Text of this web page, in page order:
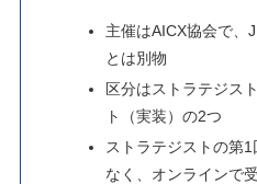
主催はAICX協会で、
とは別物
区分はストラテジス
ト（実装）の2つ
ストラテジストの第
なく、オンラインで